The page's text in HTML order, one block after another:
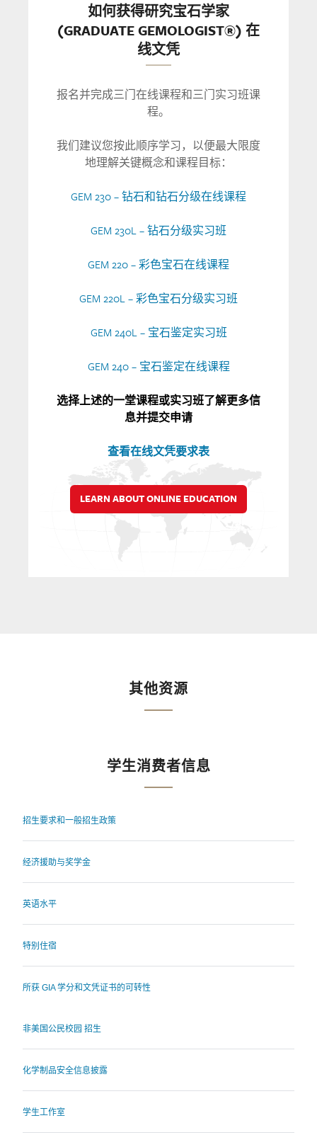
如何获得研究宝石学家
(GRADUATE GEMOLOGIST®) 在
线文凭
报名并完成三门在线课程和三门实习班课
程。
我们建议您按此顺序学习，以便最大限度
地理解关键概念和课程目标：
GEM 230 – 钻石和钻石分级在线课程
GEM 230L – 钻石分级实习班
GEM 220 – 彩色宝石在线课程
GEM 220L – 彩色宝石分级实习班
GEM 240L – 宝石鉴定实习班
GEM 240 – 宝石鉴定在线课程
选择上述的一堂课程或实习班了解更多信
息并提交申请
查看在线文凭要求表
LEARN ABOUT ONLINE EDUCATION
其他资源
学生消费者信息
招生要求和一般招生政策
经济援助与奖学金
英语水平
特别住宿
所获 GIA 学分和文凭证书的可转性
非美国公民校园 招生
化学制品安全信息披露
学生工作室